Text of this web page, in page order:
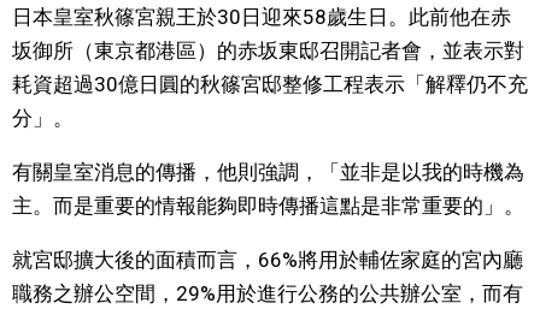
視覺日本
臺灣香港
更多
人物訪談 official SNS
日本皇室秋篠宮親王於30日迎來58歲生日。此前他在赤
坂御所（東京都港區）的赤坂東邸召開記者會，並表示對
耗資超過30億日圓的秋篠宮邸整修工程表示「解釋仍不充
分」。
有關皇室消息的傳播，他則強調，「並非是以我的時機為
主。而是重要的情報能夠即時傳播這點是非常重要的」。
就宮邸擴大後的面積而言，66%將用於輔佐家庭的宮內廳
職務之辦公空間，29%用於進行公務的公共辦公室，而有